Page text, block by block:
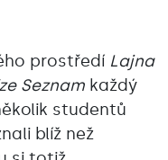
prostředí Lajna
Seznam každý
studentů
blíž než